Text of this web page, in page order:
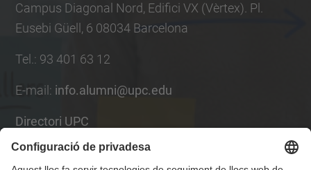
Campus Diagonal Nord, Edifici VX (Vèrtex). Pl.
Eusebi Güell, 6 08034 Barcelona
Tel. : 93 401 63 12
E-mail : info.alumni@upc.edu
Directori UPC
Formulari de contacte